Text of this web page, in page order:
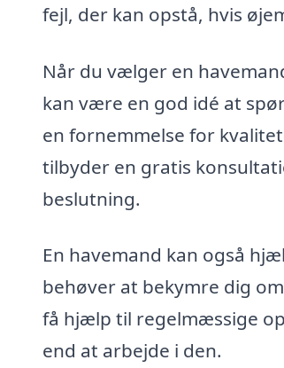
fejl, der kan opstå, hvis
Når du vælger en
kan være en god idé at
en fornemmelse for
tilbyder en gratis
beslutning.
En havemand kan også
behøver at bekymre dig
få hjælp til regelmæssige
end at arbejde i den.